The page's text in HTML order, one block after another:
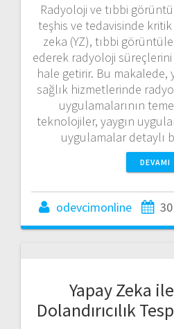
Radyoloji ve tıbbi
teşhis ve tedavisinde
zeka (YZ), tıbbi
ederek radyoloji
hale getirir. Bu makalede,
sağlık hizmetlerinde
uygulamalarının
teknolojiler, yaygın
uygulamalar detaylı
DEVAMI
odevcimonline
Yapay Zeka
Dolandırıcılık